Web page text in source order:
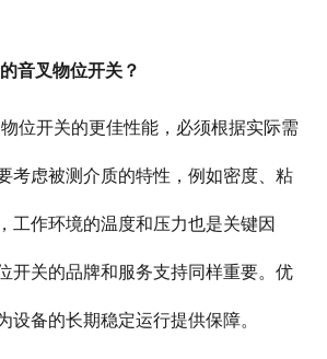
音叉物位开关？
位开关的更佳性能，必须根据实际需
考虑被测介质的特性，例如密度、粘
工作环境的温度和压力也是关键因
开关的品牌和服务支持同样重要。优
设备的长期稳定运行提供保障。